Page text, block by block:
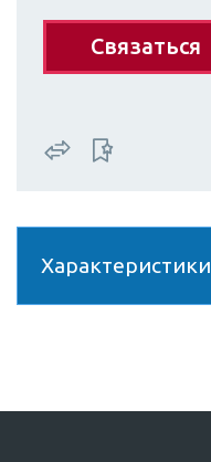
Связаться
Характеристики